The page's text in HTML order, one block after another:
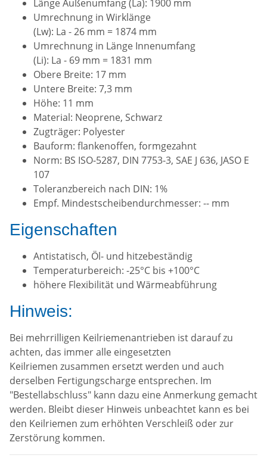
Länge Außenumfang (La): 1900 mm
Umrechnung in Wirklänge
(Lw): La - 26 mm = 1874 mm
Umrechnung in Länge Innenumfang
(Li): La - 69 mm = 1831 mm
Obere Breite: 17 mm
Untere Breite: 7,3 mm
Höhe: 11 mm
Material: Neoprene, Schwarz
Zugträger: Polyester
Bauform: flankenoffen, formgezahnt
Norm: BS ISO-5287, DIN 7753-3, SAE J 636, JASO E
107
Toleranzbereich nach DIN: 1%
Empf. Mindestscheibendurchmesser: -- mm
Eigenschaften
Antistatisch, Öl- und hitzebeständig
Temperaturbereich: -25°C bis +100°C
höhere Flexibilität und Wärmeabführung
Hinweis:
Bei mehrrilligen Keilriemenantrieben ist darauf zu
achten, das immer alle eingesetzten
Keilriemen zusammen ersetzt werden und auch
derselben Fertigungscharge entsprechen. Im
"Bestellabschluss" kann dazu eine Anmerkung gemacht
werden. Bleibt dieser Hinweis unbeachtet kann es bei
den Keilriemen zum erhöhten Verschleiß oder zur
Zerstörung kommen.